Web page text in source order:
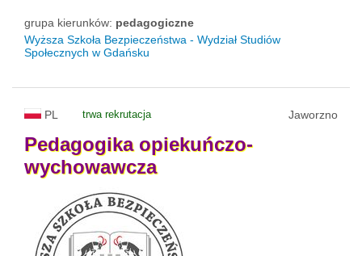
grupa kierunków: pedagogiczne
Wyższa Szkoła Bezpieczeństwa - Wydział Studiów
Społecznych w Gdańsku
PL trwa rekrutacja Jaworzno
Pedagogika opiekuńczo-
wychowawcza